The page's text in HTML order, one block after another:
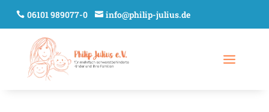
06101 989077-0 info@philip-julius.de